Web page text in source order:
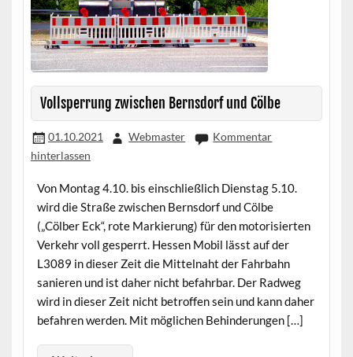
Vollsperrung zwischen Bernsdorf und Cölbe
01.10.2021 Webmaster
Kommentar
hinterlassen
Von Montag 4.10. bis einschließlich Dienstag 5.10.
wird die Straße zwischen Bernsdorf und Cölbe
(„Cölber Eck“, rote Markierung) für den motorisierten
Verkehr voll gesperrt. Hessen Mobil lässt auf der
L3089 in dieser Zeit die Mittelnaht der Fahrbahn
sanieren und ist daher nicht befahrbar. Der Radweg
wird in dieser Zeit nicht betroffen sein und kann daher
befahren werden. Mit möglichen Behinderungen […]